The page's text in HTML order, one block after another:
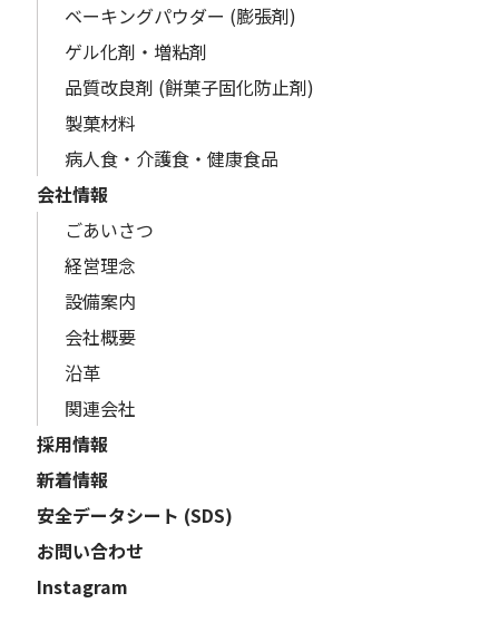
ベーキングパウダー (膨張剤)
ゲル化剤・増粘剤
品質改良剤 (餅菓子固化防止剤)
製菓材料
病人食・介護食・健康食品
会社情報
ごあいさつ
経営理念
設備案内
会社概要
沿革
関連会社
採用情報
新着情報
安全データシート (SDS)
お問い合わせ
Instagram